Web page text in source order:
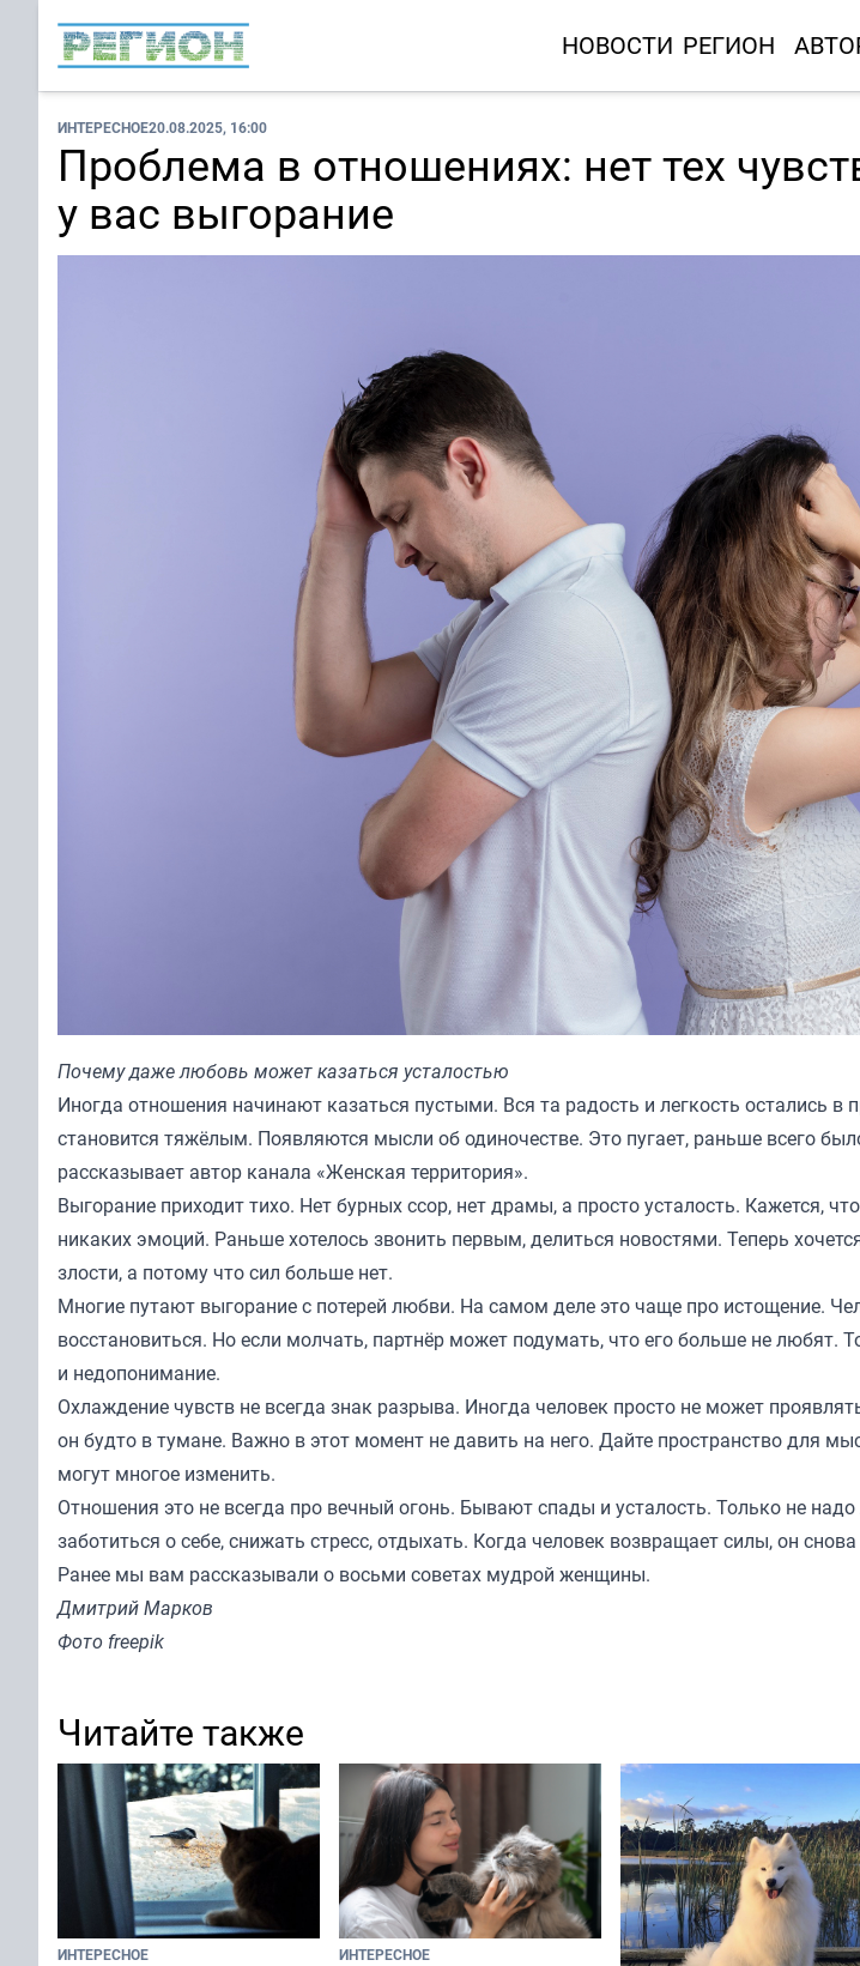
НОВОСТИ РЕГИОН
ИНТЕРЕСНОЕ20.08.2025, 16:00
Проблема в отношениях: нет тех
у вас выгорание
Почему даже любовь может казаться усталостью
Иногда отношения начинают казаться пустыми. Вся та радость и легкость остались
становится тяжёлым. Появляются мысли об одиночестве. Это пугает, раньше всего
рассказывает автор канала «Женская территория».
Выгорание приходит тихо. Нет бурных ссор, нет драмы, а просто усталость. Кажется,
никаких эмоций. Раньше хотелось звонить первым, делиться новостями. Теперь
злости, а потому что сил больше нет.
Многие путают выгорание с потерей любви. На самом деле это чаще про истощение.
восстановиться. Но если молчать, партнёр может подумать, что его больше не любят.
и недопонимание.
Охлаждение чувств не всегда знак разрыва. Иногда человек просто не может
он будто в тумане. Важно в этот момент не давить на него. Дайте пространство для
могут многое изменить.
Отношения это не всегда про вечный огонь. Бывают спады и усталость. Только не
заботиться о себе, снижать стресс, отдыхать. Когда человек возвращает силы, он
Ранее мы вам рассказывали о восьми советах мудрой женщины.
Дмитрий Марков
Фото freepik
Читайте также
ИНТЕРЕСНОЕ ИНТЕРЕСНОЕ